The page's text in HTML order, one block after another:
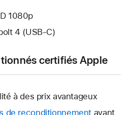
1080p
4 (USB-C)
certifiés Apple
à des prix avantageux
de reconditionnement avant